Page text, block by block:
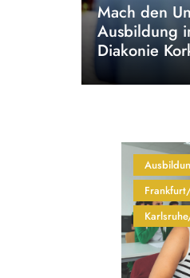
Mach den
Ausbildung
Diakonie